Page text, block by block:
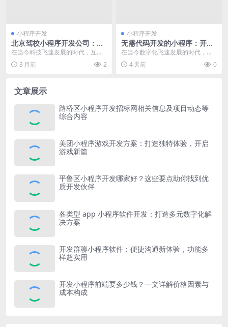
小程序开发
北京驾校小程序开发公司：打
造便捷驾培服务新平台
在当今科技飞速发展的时代，互联
网与传统行业的融合日益紧密，北
京作为我国的首都，在...
3 月前 2
小程序开发
无需代码开发的小程序：开启
轻松创建应用的便捷新方式
在当今数字化飞速发展的时代，小
程序无需代码开发这一特性正逐渐
改变着人们创建应用程...
4 天前 0
文章展示
路桥区小程序开发招标网相关信息及项目动态等
综合内容
美团小程序游戏开发方案：打造独特体验，开启
游戏新篇
平鲁区小程序开发哪家好？这些要点助你找到优
质开发伙伴
各类型 app 小程序软件开发：打造多元数字化解
决方案
开发群聊小程序软件：便捷沟通新体验，功能多
样超实用
开发小程序前端要多少钱？一文详解价格因素与
成本构成